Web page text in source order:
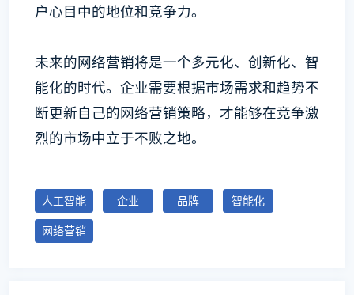
户心目中的地位和竞争力。
未来的网络营销将是一个多元化、创新化、智
能化的时代。企业需要根据市场需求和趋势不
断更新自己的网络营销策略，才能够在竞争激
烈的市场中立于不败之地。
人工智能 企业 品牌
智能化
网络营销